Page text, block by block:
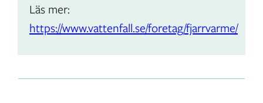
Läs mer:
https://www.vattenfall.se/foretag/fjarrvarme/